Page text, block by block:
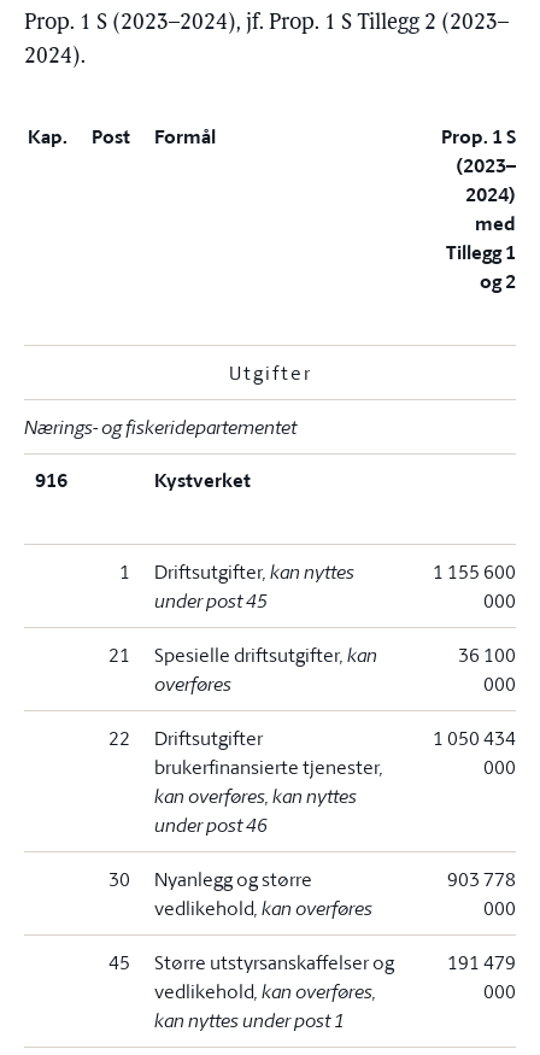
Prop. 1 S (2023–2024), jf. Prop. 1 S Tillegg 2 (2023–
2024).
Kap. Post Formål
Prop. 1 S
(2023–
2024)
med
Tillegg 1
og 2
Utgifter
Nærings- og fiskeridepartementet
916 Kystverket
1 Driftsutgifter, kan nyttes
under post 45
1 155 600
000
21 Spesielle driftsutgifter, kan
overføres
36 100
000
22
Driftsutgifter
brukerfinansierte tjenester,
kan overføres, kan nyttes
under post 46
1 050 434
000
30
Nyanlegg og større
vedlikehold, kan overføres
903 778
000
45
Større utstyrsanskaffelser og
vedlikehold, kan overføres,
kan nyttes under post 1
191 479
000